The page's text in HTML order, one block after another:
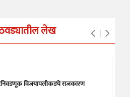
लेख
विजयापलीकडचे राजकारण